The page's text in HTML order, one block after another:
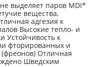
выделяет паров MDI*
вещества,
адгезия к
Высокие тепло- и
Устойчивость к
фторированных и
Отличная
Шведским